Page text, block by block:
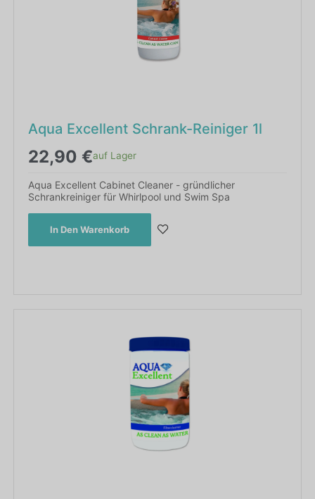
Aqua Excellent Schrank-Reiniger 1l
22,90 €auf Lager
Aqua Excellent Cabinet Cleaner - gründlicher
Schrankreiniger für Whirlpool und Swim Spa
In Den Warenkorb